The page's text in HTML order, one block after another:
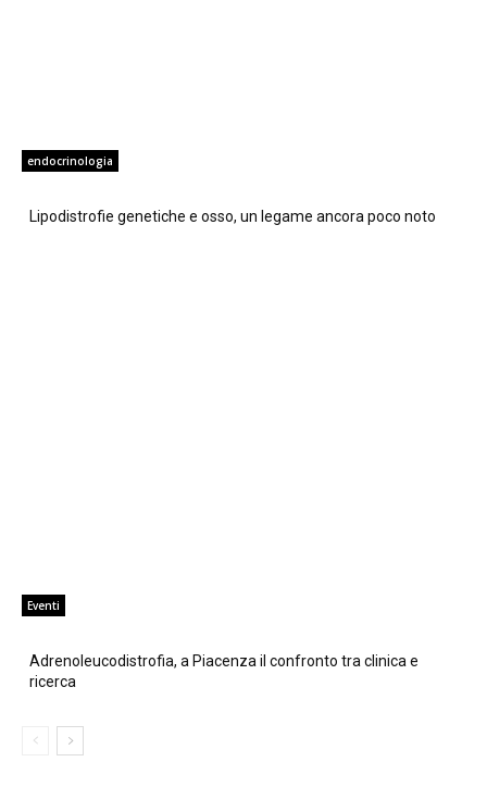
endocrinologia
Lipodistrofie genetiche e osso, un legame ancora poco noto
Eventi
Adrenoleucodistrofia, a Piacenza il confronto tra clinica e
ricerca